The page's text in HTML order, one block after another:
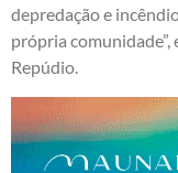
depredação e
própria
Repúdio.